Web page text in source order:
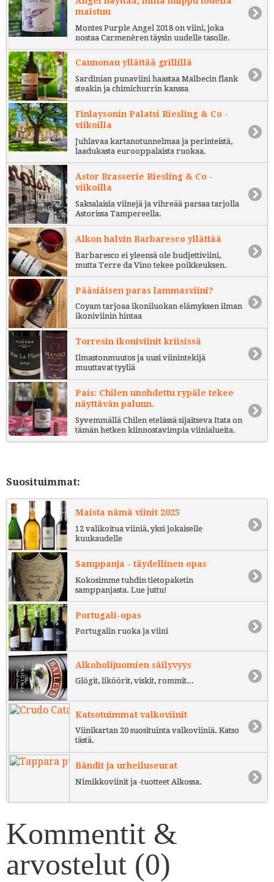
maistuu
Montes Purple Angel 2018 on viini, joka
nostaa Carmenèren täysin uudelle tasolle.
Cannonau yllättää grillillä
Sardinian punaviini haastaa Malbecin flank
steakin ja chimichurrin kanssa
Finlaysonin Palatsi Riesling & Co -
viikoilla
Juhlavaa kartanotunnelmaa ja perinteistä,
laadukasta eurooppalaista ruokaa.
Astor Brasserie Riesling & Co -
viikoilla
Saksalaisia viinejä ja vihreää parsaa tarjolla
Astorissa Tampereella.
Alkon halvin Barbaresco yllättää
Barbaresco ei yleensä ole budjettiviini,
mutta Terre da Vino tekee poikkeuksen.
Pääsiäisen paras lammasviini?
Coyam tarjoaa ikoniluokan elämyksen ilman
ikoniviinin hintaa
Torresin ikoniviinit kriisissä
Ilmastonmuutos ja uusi viinintekijä
muuttavat tyyliä
País: Chilen unohdettu rypäle tekee
näyttävän paluun.
Syvemmällä Chilen etelässä sijaitseva Itata on
tämän hetken kiinnostavimpia viinialueita.
Suosituimmat:
Maista nämä viinit 2025
12 valikoitua viiniä, yksi jokaiselle
kuukaudelle
Samppanja - täydellinen opas
Kokosimme tuhdin tietopaketin
samppanjasta. Lue juttu!
Portugali-opas
Portugalin ruoka ja viini
Alkoholijuomien säilyvyys
Glögit, liköörit, viskit, rommit...
Katsotuimmat valkoviinit
Viinikartan 20 suosituinta valkoviiniä. Katso
tästä.
Bändit ja urheiluseurat
Nimikkoviinit ja -tuotteet Alkossa.
Kommentit &
arvostelut (0)